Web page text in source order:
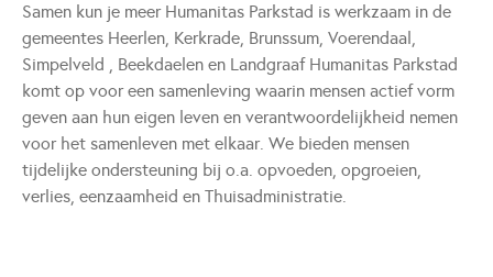
Samen kun je meer Humanitas Parkstad is werkzaam in de
gemeentes Heerlen, Kerkrade, Brunssum, Voerendaal,
Simpelveld , Beekdaelen en Landgraaf Humanitas Parkstad
komt op voor een samenleving waarin mensen actief vorm
geven aan hun eigen leven en verantwoordelijkheid nemen
voor het samenleven met elkaar. We bieden mensen
tijdelijke ondersteuning bij o.a. opvoeden, opgroeien,
verlies, eenzaamheid en Thuisadministratie.